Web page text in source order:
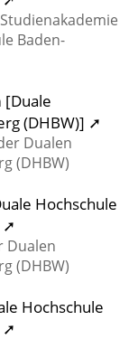
Baden-
(DHBW)] ➚
Dualen
(DHBW)
Hochschule
➚
Dualen
(DHBW)
Hochschule
➚